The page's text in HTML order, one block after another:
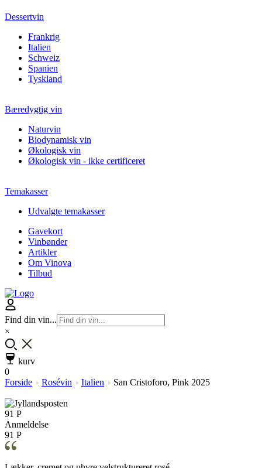
Dessertvin
Frankrig
Italien
Schweiz
Spanien
Tyskland
Bæredygtig vin
Naturvin
Biodynamisk vin
Økologisk vin
Økologisk vin - ikke certificeret
Temakasser
Udvalgte temakasser
Gavekort
Vinbønder
Artikler
Om Vinova
Tilbud
Find din vin...
×
kurv
0
Forside
Rosévin Italien San Cristoforo, Pink 2025
91 P
Anmeldelse
91 P